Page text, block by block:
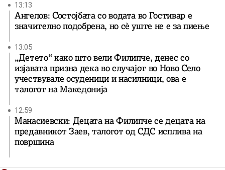
13:13
Ангелов: Состојбата со водата во Гостивар е
значително подобрена, но сè уште не е за пиење
13:05
„Детето“ како што вели Филипче, денес со
изјавата призна дека во случајот во Ново Село
учествувале осуденици и насилници, ова е
талогот на Македонија
12:59
Манасиевски: Децата на Филипче се децата на
предавникот Заев, талогот од СДС исплива на
површина